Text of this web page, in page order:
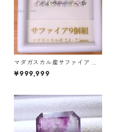
マダガスカル産サファイア ル
ース 9個組 2.4～2.5mm
¥999,999